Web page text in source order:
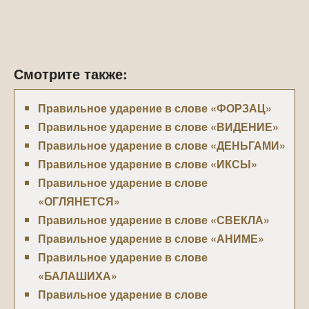
Смотрите также:
Правильное ударение в слове «ФОРЗАЦ»
Правильное ударение в слове «ВИДЕНИЕ»
Правильное ударение в слове «ДЕНЬГАМИ»
Правильное ударение в слове «ИКСЫ»
Правильное ударение в слове
«ОГЛЯНЕТСЯ»
Правильное ударение в слове «СВЕКЛА»
Правильное ударение в слове «АНИМЕ»
Правильное ударение в слове
«БАЛАШИХА»
Правильное ударение в слове